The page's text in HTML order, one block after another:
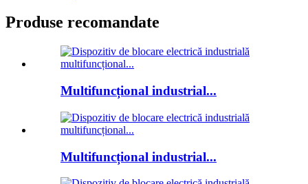
Produse recomandate
Multifuncțional industrial...
Multifuncțional industrial...